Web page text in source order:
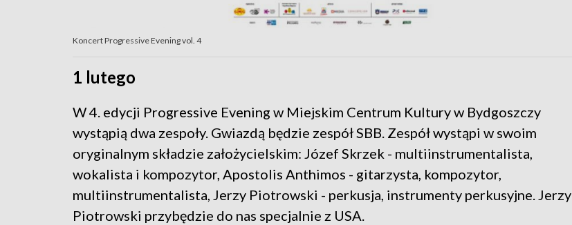
Koncert Progressive Evening vol. 4
1 lutego
W 4. edycji Progressive Evening w Miejskim Centrum Kultury w Bydgoszczy
wystąpią dwa zespoły. Gwiazdą będzie zespół SBB. Zespół wystąpi w swoim
oryginalnym składzie założycielskim: Józef Skrzek - multiinstrumentalista,
wokalista i kompozytor, Apostolis Anthimos - gitarzysta, kompozytor,
multiinstrumentalista, Jerzy Piotrowski - perkusja, instrumenty perkusyjne. Jerzy
Piotrowski przybędzie do nas specjalnie z USA.